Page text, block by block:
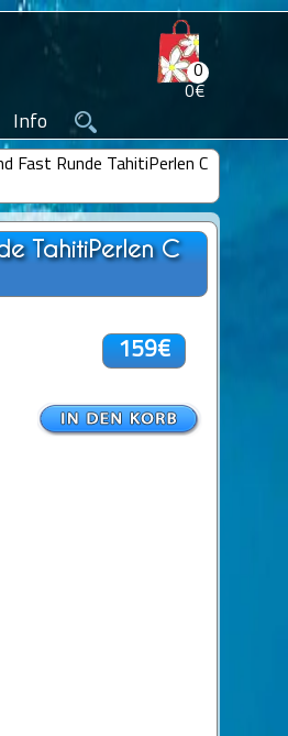
0
0€
Info
Fast Runde TahitiPerlen C
TahitiPerlen C
159€